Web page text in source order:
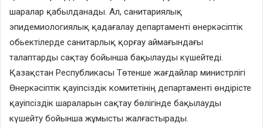
шаралар қабылданады. Ал, санитариялық
эпидемиологиялық қадағалау департаменті өнеркәсіптік
обьектілерде санитарлық қорғау аймағындағы
талаптарды сақтау бойынша бақылауды күшейтеді.
Қазақстан Республикасы Төтенше жағдайлар министрлігі
Өнеркәсіптік қауіпсіздік комитетінің департаменті өндірісте
қауіпсіздік шараларын сақтау бөлігінде бақылауды
күшейту бойынша жұмысты жалғастырады.